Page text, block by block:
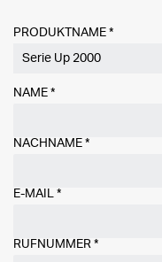
PRODUKTNAME *
NAME *
NACHNAME *
E-MAIL *
RUFNUMMER *